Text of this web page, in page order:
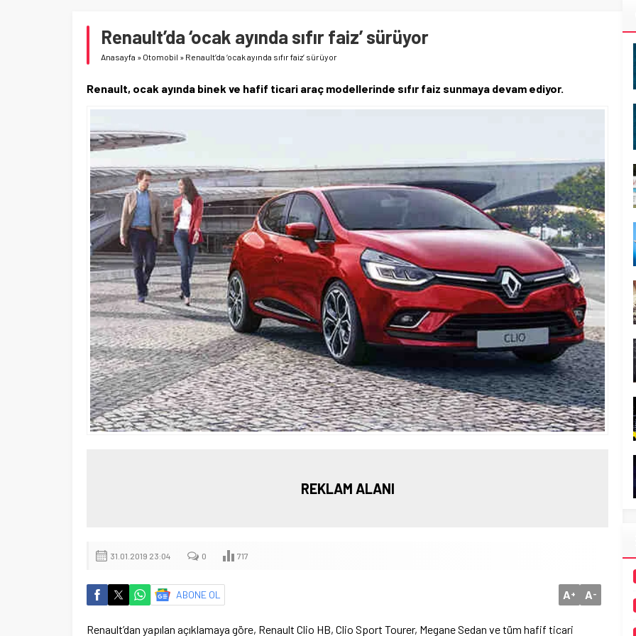
Renault’da ‘ocak ayında sıfır faiz’ sürüyor
Anasayfa » Otomobil » Renault’da ‘ocak ayında sıfır faiz’ sürüyor
Renault, ocak ayında binek ve hafif ticari araç modellerinde sıfır faiz sunmaya devam ediyor.
REKLAM ALANI
31.01.2019 23:04 0 717
ABONE OL A+ A-
Renault’dan yapılan açıklamaya göre, Renault Clio HB, Clio Sport Tourer, Megane Sedan ve tüm hafif ticari